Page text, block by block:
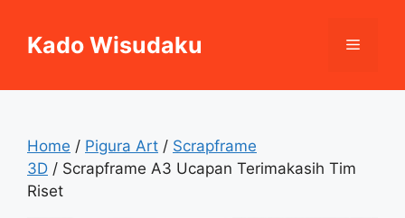
contentKado Wisudaku Menu
Home / Pigura Art / Scrapframe
3D / Scrapframe A3 Ucapan Terimakasih Tim
Riset